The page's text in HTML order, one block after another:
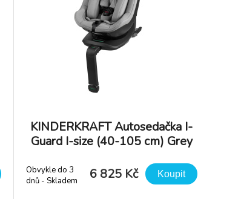
KINDERKRAFT Autosedačka I-
Guard I-size (40-105 cm) Grey
Obvykle do 3
dnů - Skladem
6 825 Kč Koupit